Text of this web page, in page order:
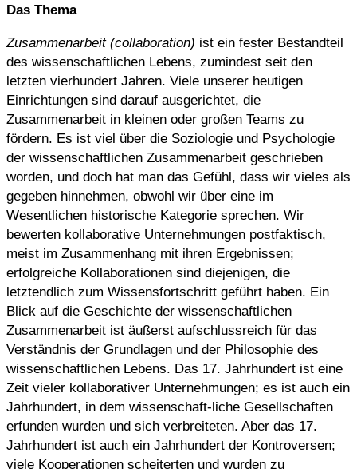
Das Thema
Zusammenarbeit (collaboration) ist ein fester Bestandteil
des wissenschaftlichen Lebens, zumindest seit den
letzten vierhundert Jahren. Viele unserer heutigen
Einrichtungen sind darauf ausgerichtet, die
Zusammenarbeit in kleinen oder großen Teams zu
fördern. Es ist viel über die Soziologie und Psychologie
der wissenschaftlichen Zusammenarbeit geschrieben
worden, und doch hat man das Gefühl, dass wir vieles als
gegeben hinnehmen, obwohl wir über eine im
Wesentlichen historische Kategorie sprechen. Wir
bewerten kollaborative Unternehmungen postfaktisch,
meist im Zusammenhang mit ihren Ergebnissen;
erfolgreiche Kollaborationen sind diejenigen, die
letztendlich zum Wissensfortschritt geführt haben. Ein
Blick auf die Geschichte der wissenschaftlichen
Zusammenarbeit ist äußerst aufschlussreich für das
Verständnis der Grundlagen und der Philosophie des
wissenschaftlichen Lebens. Das 17. Jahrhundert ist eine
Zeit vieler kollaborativer Unternehmungen; es ist auch ein
Jahrhundert, in dem wissenschaft-liche Gesellschaften
erfunden wurden und sich verbreiteten. Aber das 17.
Jahrhundert ist auch ein Jahrhundert der Kontroversen;
viele Kooperationen scheiterten und wurden zu